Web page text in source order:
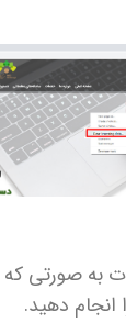
به صورتی
انجام دهید.